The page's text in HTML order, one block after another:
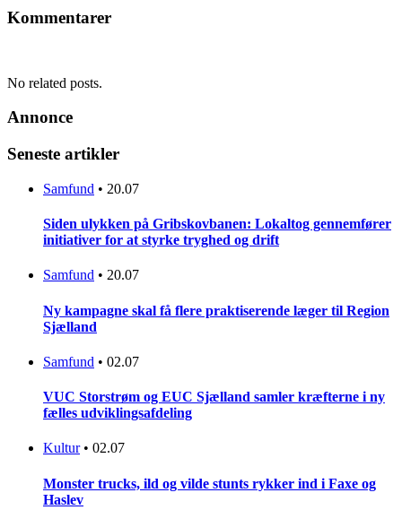
Kommentarer
No related posts.
Annonce
Seneste artikler
Samfund • 20.07
Siden ulykken på Gribskovbanen: Lokaltog gennemfører
initiativer for at styrke tryghed og drift
Samfund • 20.07
Ny kampagne skal få flere praktiserende læger til Region
Sjælland
Samfund • 02.07
VUC Storstrøm og EUC Sjælland samler kræfterne i ny
fælles udviklingsafdeling
Kultur • 02.07
Monster trucks, ild og vilde stunts rykker ind i Faxe og
Haslev